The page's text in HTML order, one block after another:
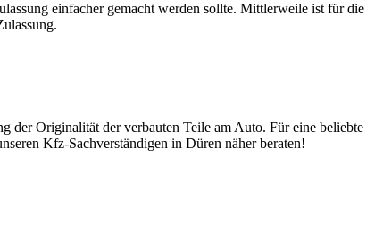
einfacher gemacht werden sollte. Mittlerweile ist für die
der Originalität der verbauten Teile am Auto. Für eine beliebte
Kfz-Sachverständigen in Düren näher beraten!